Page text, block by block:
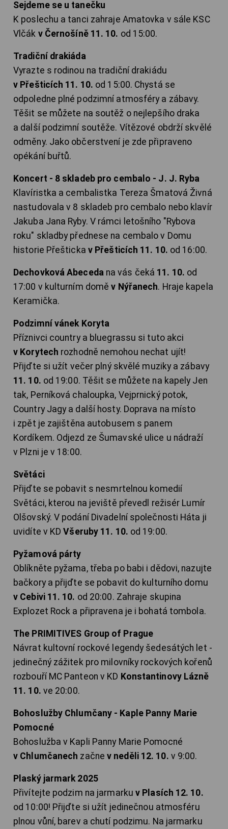
Sejdeme se u tanečku
K poslechu a tanci zahraje Amatovka v sále KSC
Vlčák v Černošíně 11. 10. od 15:00.
Tradiční drakiáda
Vyrazte s rodinou na tradiční drakiádu
v Přešticích 11. 10. od 15:00. Chystá se
odpoledne plné podzimní atmosféry a zábavy.
Těšit se můžete na soutěž o nejlepšího draka
a další podzimní soutěže. Vítězové obdrží skvělé
odměny. Jako občerstvení je zde připraveno
opékání buřtů.
Koncert - 8 skladeb pro cembalo - J. J. Ryba
Klavíristka a cembalistka Tereza Šmatová Živná
nastudovala v 8 skladeb pro cembalo nebo klavír
Jakuba Jana Ryby. V rámci letošního "Rybova
roku" skladby přednese na cembalo v Domu
historie Přešticka v Přešticích 11. 10. od 16:00.
Dechovková Abecedana vás čeká 11. 10. od
17:00 v kulturním doměv Nýřanech. Hraje kapela
Keramička.
Podzimní vánek Koryta
Příznivci country a bluegrassu si tuto akci
v Korytech rozhodně nemohou nechat ujít!
Přijďte si užít večer plný skvělé muziky a zábavy
11. 10. od 19:00. Těšit se můžete na kapely Jen
tak, Perníková chaloupka, Vejprnický potok,
Country Jagy a další hosty. Doprava na místo
i zpět je zajištěna autobusem s panem
Kordíkem. Odjezd ze Šumavské ulice u nádraží
v Plzni je v 18:00.
Světáci
Přijďte se pobavit s nesmrtelnou komedií
Světáci, kterou na jeviště převedl režisér Lumír
Olšovský. V podání Divadelní společnosti Háta ji
uvidíte v KDVšeruby 11. 10. od 19:00.
Pyžamová párty
Oblíkněte pyžama, třeba po babi i dědovi, nazujte
bačkory a přijďte se pobavit do kulturního domu
v Cebivi 11. 10. od 20:00. Zahraje skupina
Explozet Rock a připravena je i bohatá tombola.
The PRIMITIVES Group of Prague
Návrat kultovní rockové legendy šedesátých let -
jedinečný zážitek pro milovníky rockových kořenů
rozbouří MC Panteon v KD Konstantinovy Lázně
11. 10. ve 20:00.
Bohoslužby Chlumčany - Kaple Panny Marie
Pomocné
Bohoslužba v Kapli Panny Marie Pomocné
v Chlumčanech začnev neděli 12. 10. v 9:00.
Plaský jarmark 2025
Přivítejte podzim na jarmarku v Plasích 12. 10.
od 10:00! Přijďte si užít jedinečnou atmosféru
plnou vůní, barev a chutí podzimu. Na jarmarku